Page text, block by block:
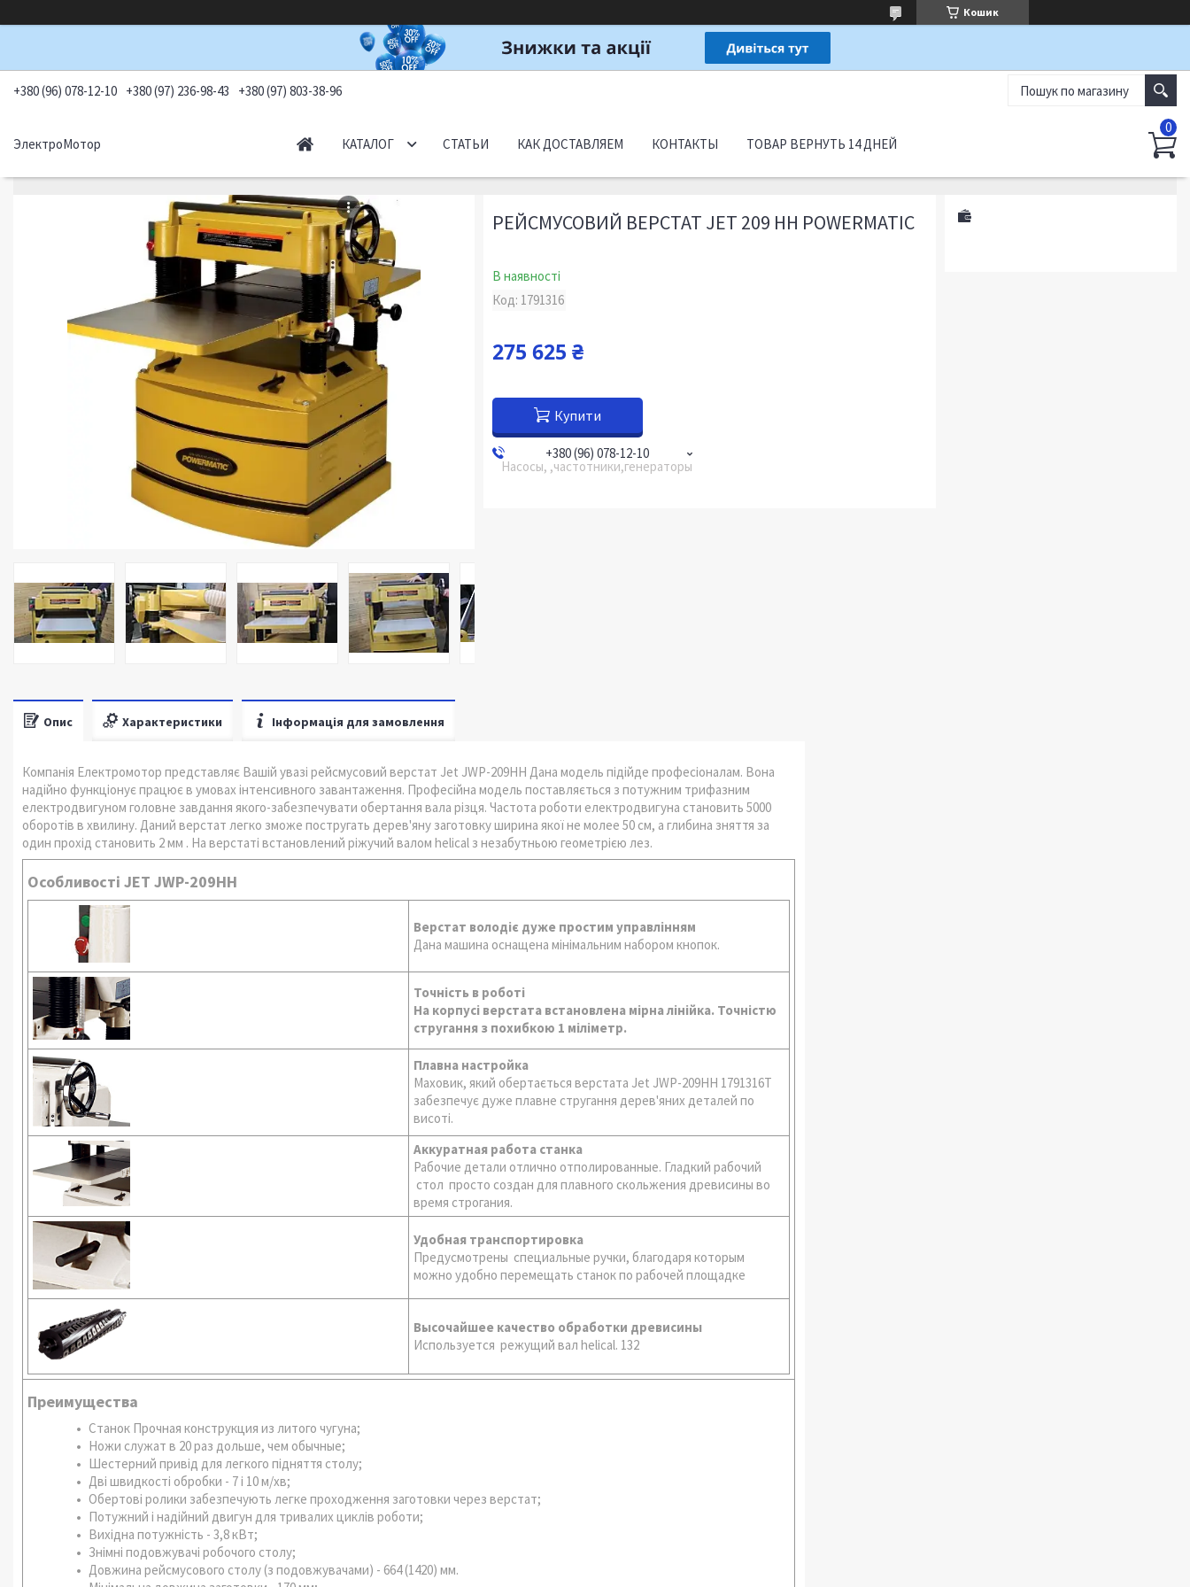
Кошик
+380 (96) 078-12-10 +380 (97) 236-98-43 +380 (97) 803-38-96
ЭлектроМотор КАТАЛОГ СТАТЬИ КАК ДОСТАВЛЯЕМ КОНТАКТЫ ТОВАР ВЕРНУТЬ 14 ДНЕЙ
РЕЙСМУСОВИЙ ВЕРСТАТ JET 209 HH POWERMATIC
В наявності
Код: 1791316
275 625 ₴
Купити
+380 (96) 078-12-10
Насосы, ,частотники,генераторы
Опис Характеристики Інформація для замовлення
Компанія Електромотор представляє Вашій увазі рейсмусовий верстат Jet JWP-209HH Дана модель підійде професіоналам. Вона
надійно функціонує працює в умовах інтенсивного завантаження. Професійна модель поставляється з потужним трифазним
електродвигуном головне завдання якого-забезпечувати обертання вала різця. Частота роботи електродвигуна становить 5000
оборотів в хвилину. Даний верстат легко зможе постругать дерев'яну заготовку ширина якої не молее 50 см, а глибина зняття за
один прохід становить 2 мм . На верстаті встановлений ріжучий валом helical з незабутньою геометрією лез.
Особливості JET JWP-209HH
Верстат володіє дуже простим управлінням
Дана машина оснащена мінімальним набором кнопок.
Точність в роботі
На корпусі верстата встановлена мірна лінійка. Точністю
стругання з похибкою 1 міліметр.
Плавна настройка
Маховик, який обертається верстата Jet JWP-209HH 1791316T
забезпечує дуже плавне стругання дерев'яних деталей по
висоті.
Аккуратная работа станка
Рабочие детали отлично отполированные. Гладкий рабочий
стол просто создан для плавного скольжения древисины во
время строгания.
Удобная транспортировка
Предусмотрены специальные ручки, благодаря которым
можно удобно перемещать станок по рабочей площадке
Высочайшее качество обработки древисины
Используется режущий вал helical. 132
Преимущества
Станок Прочная конструкция из литого чугуна;
Ножи служат в 20 раз дольше, чем обычные;
Шестерний привід для легкого підняття столу;
Дві швидкості обробки - 7 і 10 м/хв;
Обертові ролики забезпечують легке проходження заготовки через верстат;
Потужний і надійний двигун для тривалих циклів роботи;
Вихідна потужність - 3,8 кВт;
Знімні подовжувачі робочого столу;
Довжина рейсмусового столу (з подовжувачами) - 664 (1420) мм.